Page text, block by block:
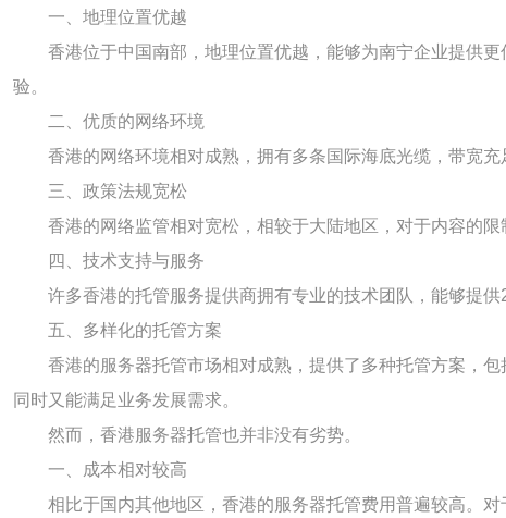
一、地理位置优越
香港位于中国南部，地理位置优越，能够为南宁企业提供
验。
二、优质的网络环境
香港的网络环境相对成熟，拥有多条国际海底光缆，带宽
三、政策法规宽松
香港的网络监管相对宽松，相较于大陆地区，对于内容的
四、技术支持与服务
许多香港的托管服务提供商拥有专业的技术团队，能够提
五、多样化的托管方案
香港的服务器托管市场相对成熟，提供了多种托管方案，
同时又能满足业务发展需求。
然而，香港服务器托管也并非没有劣势。
一、成本相对较高
相比于国内其他地区，香港的服务器托管费用普遍较高。